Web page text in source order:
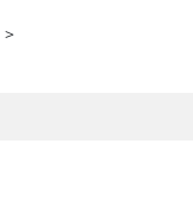
>